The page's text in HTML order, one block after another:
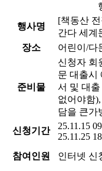
행사명
[책동산
간다 세계
장소
어린이/다
준비물
신청자 회
문 대출시
서 및 대
없어야함
담을 큰가
신청기간
25.11.15
25.11.25
참여인원 인터넷 신